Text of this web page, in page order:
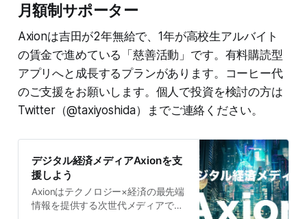
月額制サポーター
Axionは吉田が2年無給で、1年が高校生アルバイト
の賃金で進めている「慈善活動」です。有料購読型
アプリへと成長するプランがあります。コーヒー代
のご支援をお願いします。個人で投資を検討の方は
Twitter（@taxiyoshida）までご連絡ください。
デジタル経済メディアAxionを支
援しよう
Axionはテクノロジー×経済の最先端
情報を提供する次世代メディアで